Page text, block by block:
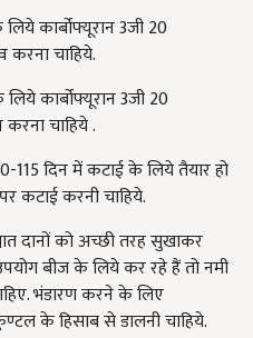
कार्बोफ्यूरान 3जी 20
करना चाहिये.
कार्बोफ्यूरान 3जी 20
चाहिये .
दिन में कटाई के लिये तैयार हो
कटाई करनी चाहिये.
दानों को अच्छी तरह सुखाकर
बीज के लिये कर रहे हैं तो नमी
भंडारण करने के लिए
के हिसाब से डालनी चाहिये.